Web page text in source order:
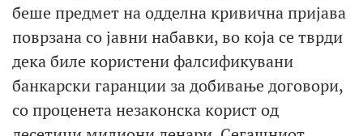
беше предмет на одделна кривична пријава
поврзана со јавни набавки, во која се тврди
дека биле користени фалсификувани
банкарски гаранции за добивање договори,
со проценета незаконска корист од